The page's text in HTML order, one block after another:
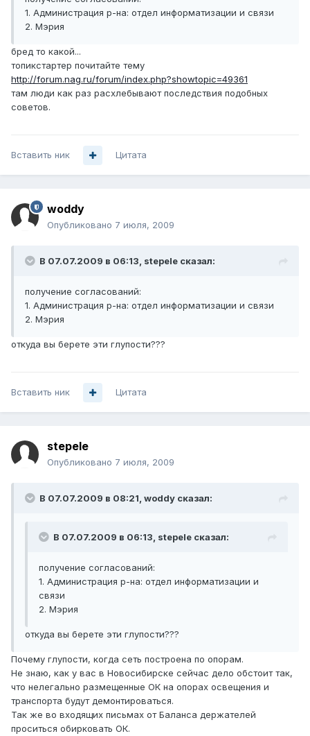
1. Администрация р-на: отдел информатизации и связи
2. Мэрия
бред то какой...
топикстартер почитайте тему
http://forum.nag.ru/forum/index.php?showtopic=49361
там люди как раз расхлебывают последствия подобных
советов.
Вставить ник Цитата
woddy
Опубликовано 7 июля, 2009
В 07.07.2009 в 06:13, stepele сказал:
получение согласований:
1. Администрация р-на: отдел информатизации и связи
2. Мэрия
откуда вы берете эти глупости???
Вставить ник Цитата
stepele
Опубликовано 7 июля, 2009
В 07.07.2009 в 08:21, woddy сказал:
В 07.07.2009 в 06:13, stepele сказал:
получение согласований:
1. Администрация р-на: отдел информатизации и
связи
2. Мэрия
откуда вы берете эти глупости???
Почему глупости, когда сеть построена по опорам.
Не знаю, как у вас в Новосибирске сейчас дело обстоит так,
что нелегально размещенные ОК на опорах освещения и
транспорта будут демонтироваться.
Так же во входящих письмах от Баланса держателей
проситься обирковать ОК.